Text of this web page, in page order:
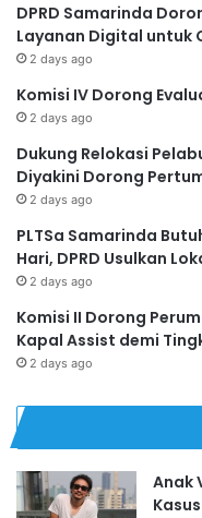
DPRD Samarinda
Layanan Digital untuk
2 days ago
Komisi IV Dorong
2 days ago
Dukung Relokasi
Diyakini Dorong
2 days ago
PLTSa Samarinda
Hari, DPRD Usulkan
2 days ago
Komisi II Dorong
Kapal Assist demi
2 days ago
Anak